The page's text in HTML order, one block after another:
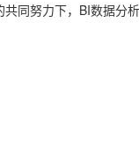
同努力下，BI数据分